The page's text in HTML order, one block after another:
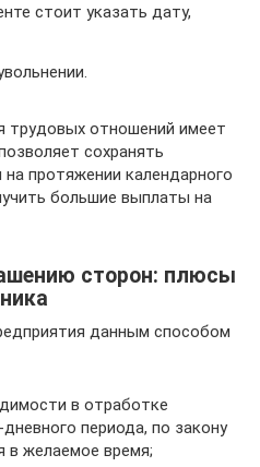
стоит указать дату,
трудовых отношений имеет
сохранять
протяжении календарного
большие выплаты на
сторон: плюсы
данным способом
в отработке
периода, по закону
в желаемое время;